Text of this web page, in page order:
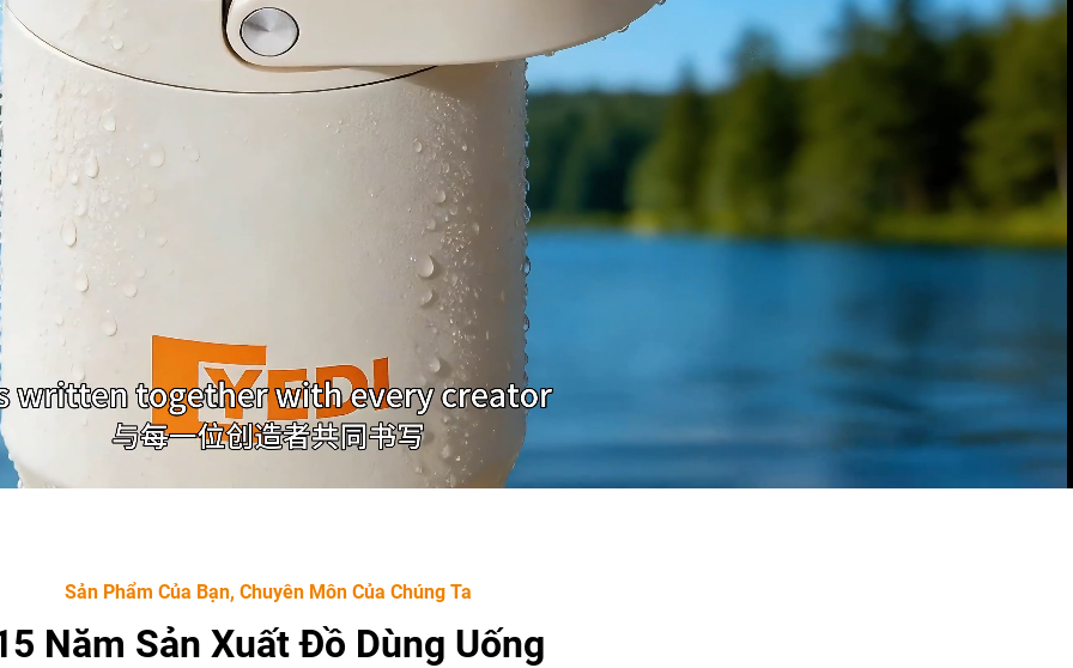
Sản Phẩm Của Bạn, Chuyên Môn Của Chúng Ta
Năm Sản Xuất Đồ Dùng Uống